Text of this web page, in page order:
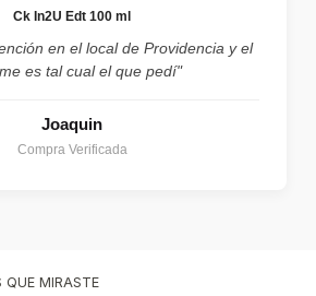
Ck In2U Edt 100 ml
en el local de Providencia y el
es tal cual el que pedí"
Joaquin
Compra Verificada
QUE MIRASTE